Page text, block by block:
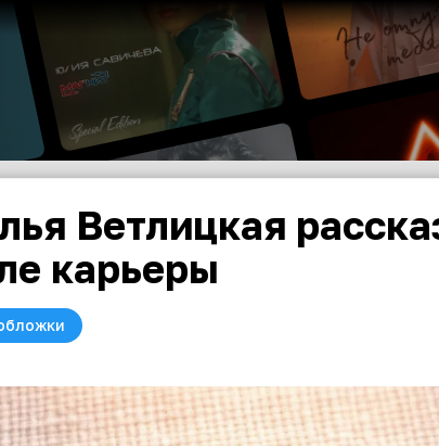
Ветлицкая
карьеры